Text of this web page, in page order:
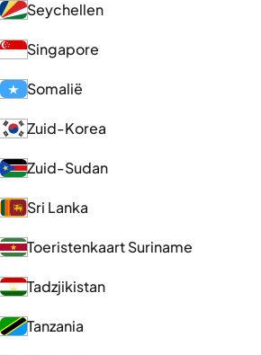
Seychellen
Singapore
Somalië
Zuid-Korea
Zuid-Sudan
Sri Lanka
Toeristenkaart Suriname
Tadzjikistan
Tanzania